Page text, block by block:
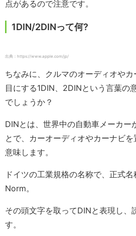
点があるので注意です。
1DIN/2DINって何?
出典：https://www.apple.com/jp/
ちなみに、クルマのオーディオやカ
目にする1DIN、2DINという言葉の
でしょうか？
DINとは、世界中の自動車メーカー
とで、カーオーディオやカーナビ
意味します。
ドイツの工業規格の名称で、正式
Norm。
その頭文字を取ってDINと表現し、
す。